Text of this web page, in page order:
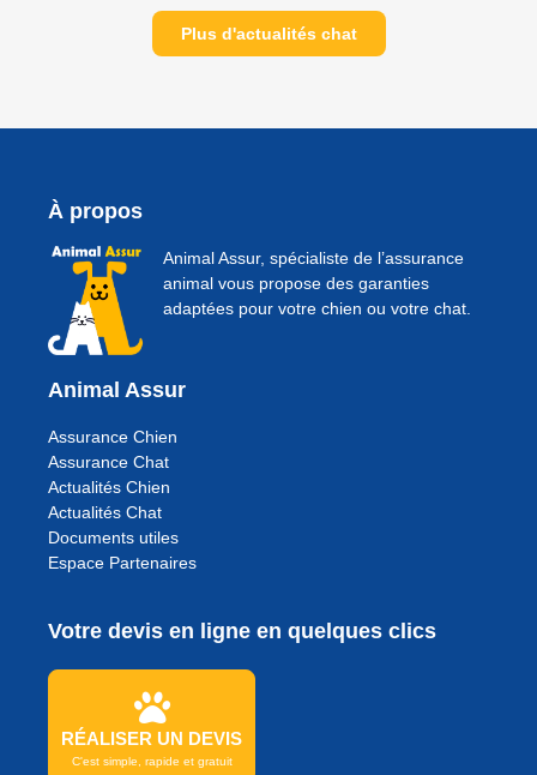
Plus d'actualités chat
À propos
Animal Assur, spécialiste de l’assurance
animal vous propose des garanties
adaptées pour votre chien ou votre chat.
Animal Assur
Assurance Chien
Assurance Chat
Actualités Chien
Actualités Chat
Documents utiles
Espace Partenaires
Votre devis en ligne en quelques clics
RÉALISER UN DEVIS
C'est simple, rapide et gratuit